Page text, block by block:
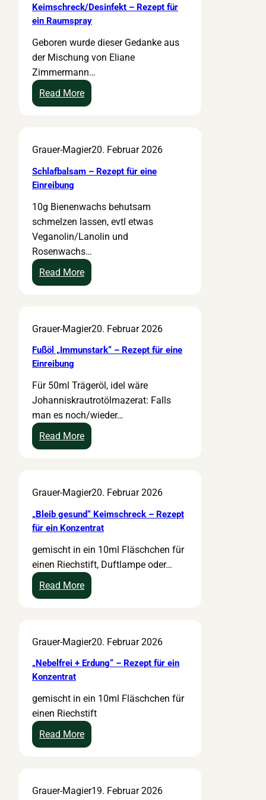
Keimschreck/Desinfekt – Rezept für
ein Raumspray
Geboren wurde dieser Gedanke aus
der Mischung von Eliane
Zimmermann…
Read More:
K
m
s
r
e
c
k
/
D
i
n
k
t
–
R
e
p
t
f
r
e
i
n
u
m
r
a
y
Grauer-Magier20. Februar 2026
Schlafbalsam – Rezept für eine
Einreibung
10g Bienenwachs behutsam
schmelzen lassen, evtl etwas
Veganolin/Lanolin und
Rosenwachs…
Read More:
S
l
a
a
l
s
a
m
e
z
e
t
f
ü
r
n
e
n
r
e
i
n
Grauer-Magier20. Februar 2026
Fußöl „Immunstark“ – Rezept für eine
Einreibung
Für 50ml Trägeröl, idel wäre
Johanniskrautrotölmazerat: Falls
man es noch/wieder…
Read More:
F
ö
l
„
m
m
u
n
a
r
–
R
e
z
t
Grauer-Magier20. Februar 2026
„Bleib gesund“ Keimschreck – Rezept
für ein Konzentrat
gemischt in ein 10ml Fläschchen für
einen Riechstift, Duftlampe oder…
Read More:
„
e
i
e
s
u
n
K
Grauer-Magier20. Februar 2026
„Nebelfrei + Erdung“ – Rezept für ein
Konzentrat
gemischt in ein 10ml Fläschchen für
einen Riechstift
Read More:
„
b
Grauer-Magier19. Februar 2026